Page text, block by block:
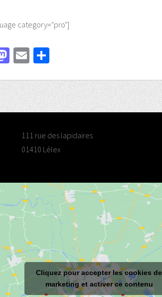
category="pro"]
Mastodon
Email
111 rue des lapidaires
01410 Lélex
Cliquez pour accepter les cookies de
marketing et activer ce contenu